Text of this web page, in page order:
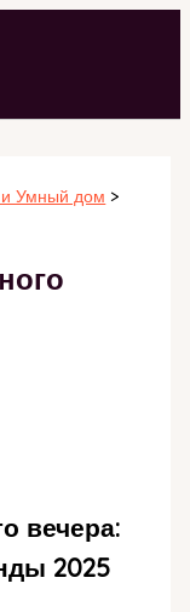
Умный дом
вечера:
2025